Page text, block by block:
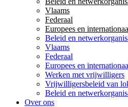
Vlaams
Federaal
Europees en
Beleid en
Vlaams
Federaal
Europees en
Werken met vrijwilligers
Vrijwilligersbeleid van
Beleid en
Over ons